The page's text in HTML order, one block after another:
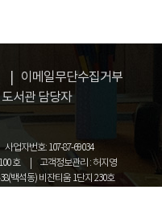
이메일무단수집거부
도서관 담당자
사업자번호: 107-87-69034
호
고객정보관리 : 허지영
백석동) 비잔티움 1단지 230호